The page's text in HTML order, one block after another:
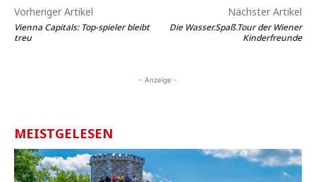
Vorheriger Artikel
Vienna Capitals: Top-spieler bleibt
treu
Nächster Artikel
Die Wasser.Spaß.Tour der Wiener
Kinderfreunde
- Anzeige -
MEISTGELESEN